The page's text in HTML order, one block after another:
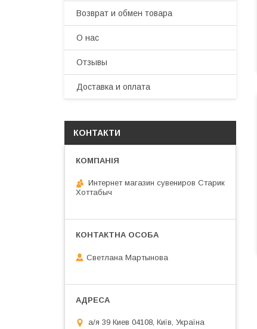
Возврат и обмен товара
О нас
Отзывы
Доставка и оплата
КОНТАКТИ
Интернет магазин сувениров Старик
Хоттабыч
Светлана Мартынова
а/я 39 Киев 04108, Київ, Україна